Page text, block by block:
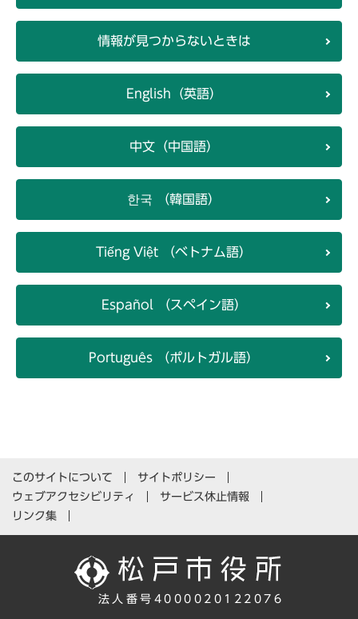
情報が見つからないときは
English（英語）
中文（中国語）
한국 （韓国語）
Tiếng Việt （ベトナム語）
Español （スペイン語）
Português （ポルトガル語）
このサイトについて
サイトポリシー
ウェブアクセシビリティ
サービス休止情報
リンク集
法人番号4000020122076